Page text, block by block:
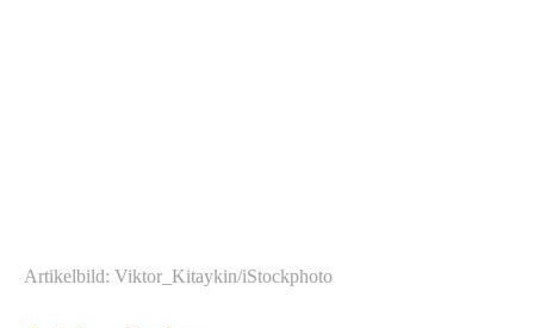
Artikelbild: Viktor_Kitaykin/iStockphoto